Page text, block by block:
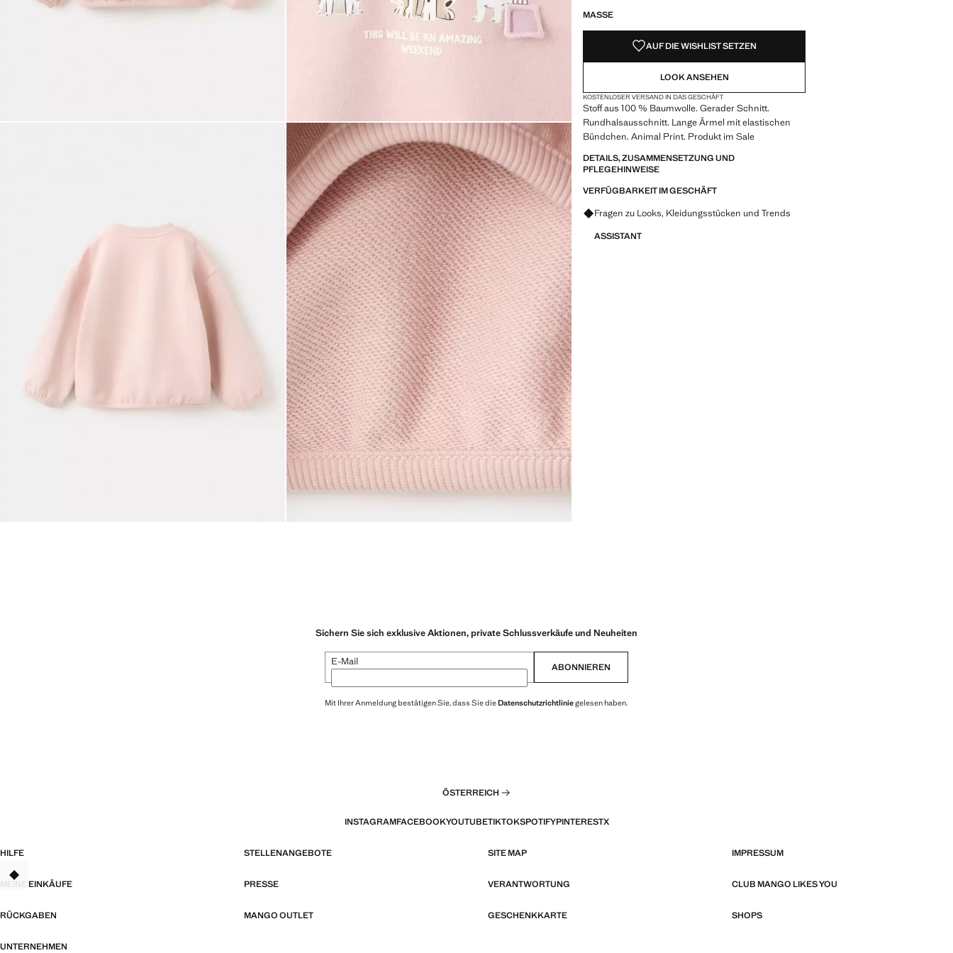
MASSE
AUF DIE WISHLIST SETZEN
LOOK ANSEHEN
KOSTENLOSER VERSAND IN DAS GESCHÄFT
Stoff aus 100 % Baumwolle. Gerader Schnitt.
Rundhalsausschnitt. Lange Ärmel mit elastischen
Bündchen. Animal Print. Produkt im Sale
DETAILS, ZUSAMMENSETZUNG UND
PFLEGEHINWEISE
VERFÜGBARKEIT IM GESCHÄFT
Fragen zu Looks, Kleidungsstücken und Trends
ASSISTANT
Sichern Sie sich exklusive Aktionen, private Schlussverkäufe und Neuheiten
E-Mail ABONNIEREN
Mit Ihrer Anmeldung bestätigen Sie, dass Sie dieDatenschutzrichtliniegelesen haben.
ÖSTERREICH
INSTAGRAMFACEBOOKYOUTUBETIKTOKSPOTIFYPINTERESTX
HILFE STELLENANGEBOTE SITE MAP IMPRESSUM
MEINE EINKÄUFE PRESSE VERANTWORTUNG CLUB MANGO LIKES YOU
RÜCKGABEN MANGO OUTLET GESCHENKKARTE SHOPS
UNTERNEHMEN